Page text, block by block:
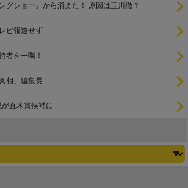
グショー』から消えた！ 原因は玉川徹？
ビ報道せず
者を一喝！
相」編集長
直木賞候補に